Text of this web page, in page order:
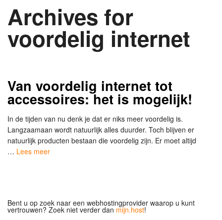
Archives for
voordelig internet
Van voordelig internet tot
accessoires: het is mogelijk!
In de tijden van nu denk je dat er niks meer voordelig is.
Langzaamaan wordt natuurlijk alles duurder. Toch blijven er
natuurlijk producten bestaan die voordelig zijn. Er moet altijd
… Lees meer
Bent u op zoek naar een webhostingprovider waarop u kunt
vertrouwen? Zoek niet verder dan mijn.host!